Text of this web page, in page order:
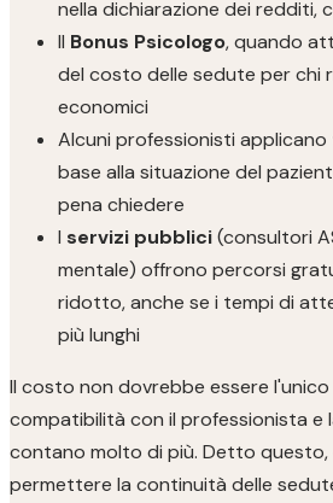
nella dichiarazione dei redditi,
Il Bonus Psicologo, quando
del costo delle sedute per chi
economici
Alcuni professionisti applicano
base alla situazione del
pena chiedere
I servizi pubblici(consultori
mentale) offrono percorsi
ridotto, anche se i tempi di
più lunghi
Il costo non dovrebbe essere
compatibilità con il professionista e
contano molto di più. Detto
permettere la continuità delle